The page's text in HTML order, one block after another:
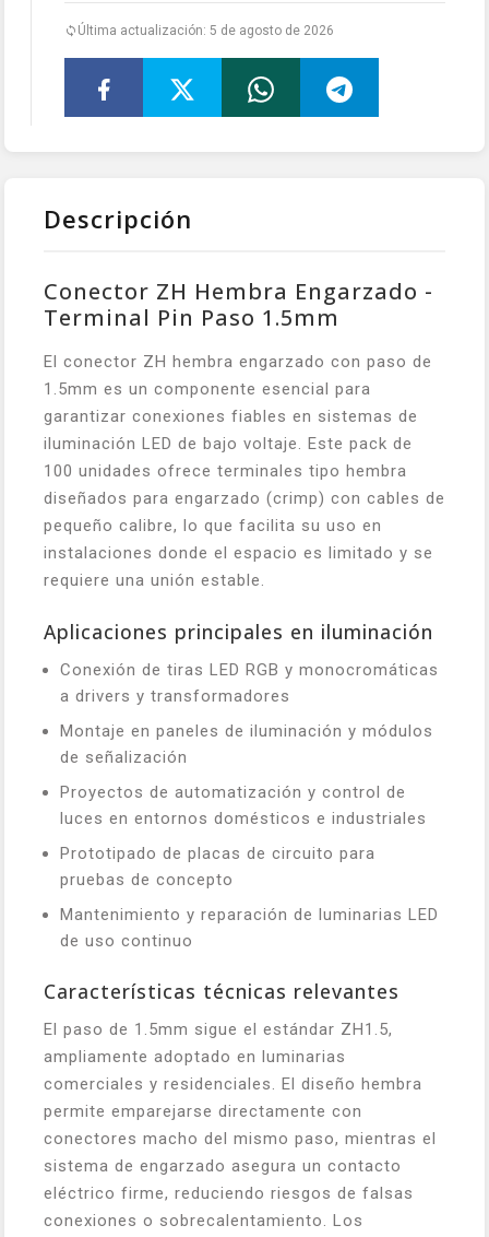
Última actualización: 5 de agosto de 2026
Descripción
Conector ZH Hembra Engarzado -
Terminal Pin Paso 1.5mm
El conector ZH hembra engarzado con paso de
1.5mm es un componente esencial para
garantizar conexiones fiables en sistemas de
iluminación LED de bajo voltaje. Este pack de
100 unidades ofrece terminales tipo hembra
diseñados para engarzado (crimp) con cables de
pequeño calibre, lo que facilita su uso en
instalaciones donde el espacio es limitado y se
requiere una unión estable.
Aplicaciones principales en iluminación
Conexión de tiras LED RGB y monocromáticas
a drivers y transformadores
Montaje en paneles de iluminación y módulos
de señalización
Proyectos de automatización y control de
luces en entornos domésticos e industriales
Prototipado de placas de circuito para
pruebas de concepto
Mantenimiento y reparación de luminarias LED
de uso continuo
Características técnicas relevantes
El paso de 1.5mm sigue el estándar ZH1.5,
ampliamente adoptado en luminarias
comerciales y residenciales. El diseño hembra
permite emparejarse directamente con
conectores macho del mismo paso, mientras el
sistema de engarzado asegura un contacto
eléctrico firme, reduciendo riesgos de falsas
conexiones o sobrecalentamiento. Los